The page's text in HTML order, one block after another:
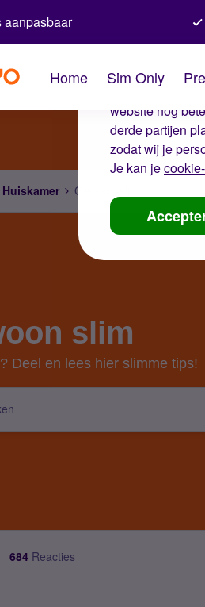
De
Wij gebruiken
website nog
derde partijen
zodat wij je
Je kan je
aanpasbaar
Home Sim Only
Huiskamer Gewoon slim
slim
Deel en lees hier slimme tips!
684 Reacties